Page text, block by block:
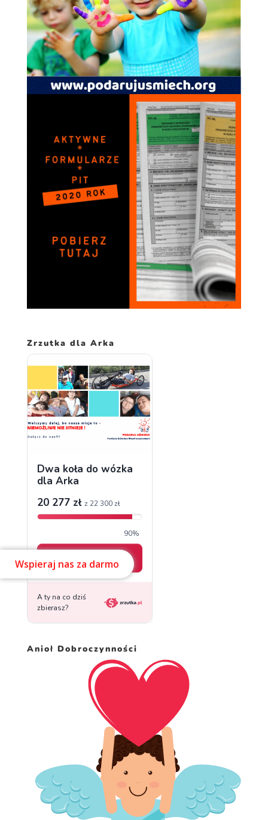
Zrzutka dla Arka
Anioł Dobroczynności
Doświadczenie
Aby nasza strona
internetowa
działała jak
najlepiej podczas
twojego przejścia
na nią. Jeśli
odrzucisz te pliki
funkcje znikną
ze strony
internetowej.
Marketing
Udostępniając
swoje
zainteresowania i
zachowania
podczas
odwiedzania naszej
strony, zwiększasz
szansę na
zobaczenie
spersonalizowanych
treści i ofert.
Wspieraj nas za darmo